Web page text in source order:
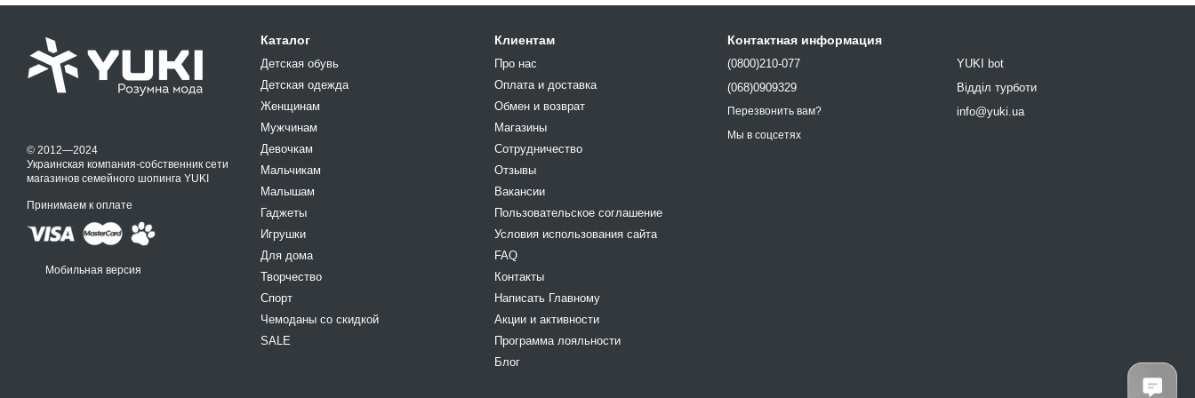
© 2012—2024
Украинская компания-собственник сети
магазинов семейного шопинга YUKI
Принимаем к оплате
Мобильная версия
Каталог
Детская обувь
Детская одежда
Женщинам
Мужчинам
Девочкам
Мальчикам
Малышам
Гаджеты
Игрушки
Для дома
Творчество
Спорт
Чемоданы со скидкой
SALE
Клиентам
Про нас
Оплата и доставка
Обмен и возврат
Магазины
Сотрудничество
Отзывы
Вакансии
Пользовательское соглашение
Условия использования сайта
FAQ
Контакты
Написать Главному
Акции и активности
Программа лояльности
Блог
Контактная информация
(0800)210-077
(068)0909329
Перезвонить вам?
YUKI bot
Відділ турботи
info@yuki.ua
Мы в соцсетях